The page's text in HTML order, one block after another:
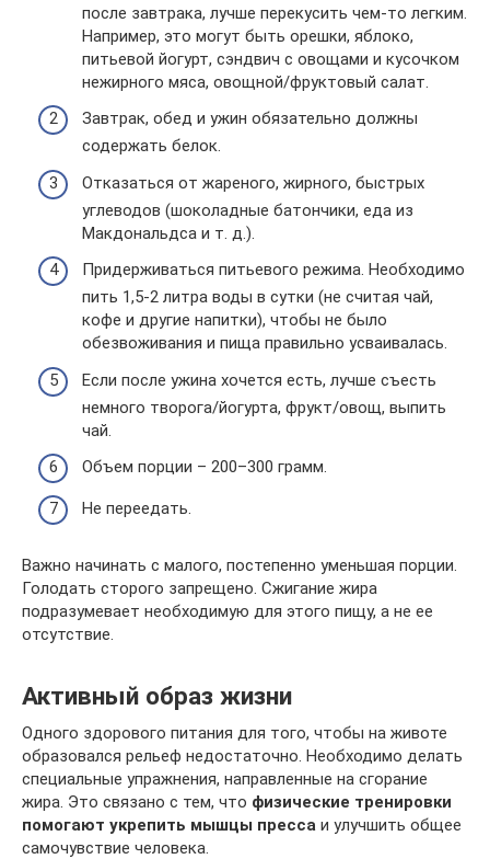
после завтрака, лучше перекусить чем-то легким.
Например, это могут быть орешки, яблоко,
питьевой йогурт, сэндвич с овощами и кусочком
нежирного мяса, овощной/фруктовый салат.
Завтрак, обед и ужин обязательно должны
содержать белок.
Отказаться от жареного, жирного, быстрых
углеводов (шоколадные батончики, еда из
Макдональдса и т. д.).
Придерживаться питьевого режима. Необходимо
пить 1,5-2 литра воды в сутки (не считая чай,
кофе и другие напитки), чтобы не было
обезвоживания и пища правильно усваивалась.
Если после ужина хочется есть, лучше съесть
немного творога/йогурта, фрукт/овощ, выпить
чай.
Объем порции – 200–300 грамм.
Не переедать.
Важно начинать с малого, постепенно уменьшая порции.
Голодать сторого запрещено. Сжигание жира
подразумевает необходимую для этого пищу, а не ее
отсутствие.
Активный образ жизни
Одного здорового питания для того, чтобы на животе
образовался рельеф недостаточно. Необходимо делать
специальные упражнения, направленные на сгорание
жира. Это связано с тем, что физические тренировки
помогают укрепить мышцы пресса и улучшить общее
самочувствие человека.